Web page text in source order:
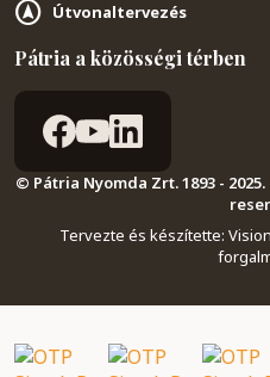
Útvonaltervezés
Pátria a közösségi térben
© Pátria Nyomda Zrt. 1893 -
Tervezte és készítette: